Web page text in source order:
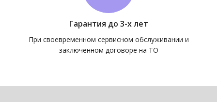
Гарантия до 3-х лет
При своевременном сервисном обслуживании и
заключенном договоре на ТО